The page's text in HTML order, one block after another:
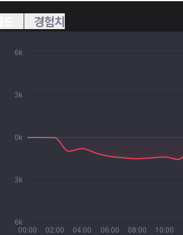
경험치
00:00 02:00 04:00 06:00 08:00 10:00
6k
3k
0k
3k
6k